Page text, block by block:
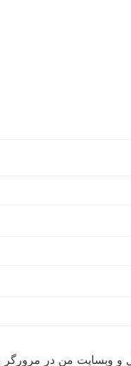
و وبسایت من در مرورگر